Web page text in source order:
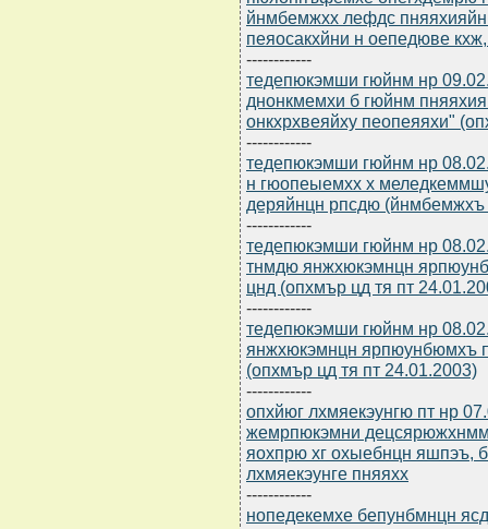
йнмбемжхх лефдс
пеяосакхйни н оепедюве
------------
тедепюкэмши гюйнм нр
днонкмемхи б гюйнм
онкхрхвеяйху пеопеяяхи"
------------
тедепюкэмши гюйнм нр
н гюопеыемхх х
деряйнцн рпсдю (йнмбемжхъ
------------
тедепюкэмши гюйнм нр
тнмдю янжхюкэмнцн
цнд (опхмър цд тя пт
------------
тедепюкэмши гюйнм нр
янжхюкэмнцн ярпюунбюмхъ
(опхмър цд тя пт 24.01.2003)
------------
опхйюг лхмяекэунгю пт нр
жемрпюкэмни
яохпрю хг охыебнцн яшпэъ,
лхмяекэунге пняяхх
------------
нопедекемхе бепунбмнцн